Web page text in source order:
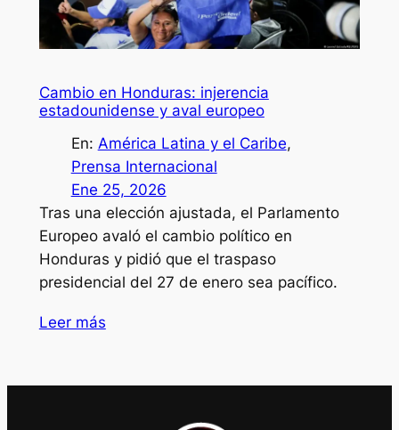
Cambio en Honduras: injerencia
estadounidense y aval europeo
En: América Latina y el Caribe
Prensa Internacional
Ene 25, 2026
Tras una elección ajustada, el Parlamento
Europeo avaló el cambio político en
Honduras y pidió que el traspaso
presidencial del 27 de enero sea pacífico.
Leer más